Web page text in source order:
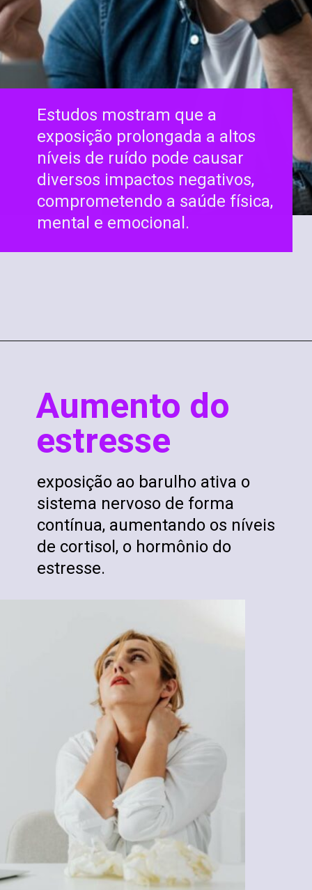
Estudos mostram que a
exposição prolongada a altos
níveis de ruído pode causar
diversos impactos negativos,
comprometendo a saúde física,
mental e emocional.
Aumento do
estresse
exposição ao barulho ativa o
sistema nervoso de forma
contínua, aumentando os níveis
de cortisol, o hormônio do
estresse.